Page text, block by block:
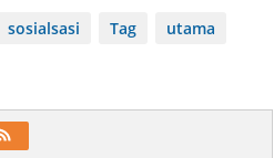
sosialsasi Tag utama